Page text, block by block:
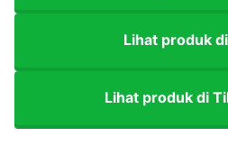
Lihat produk
Lihat produk di